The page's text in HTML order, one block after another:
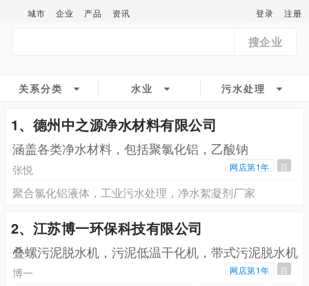
城市 企业 产品 资讯 登录 注册
搜企业
关系分类 水业 污水处理
1、德州中之源净水材料有限公司
涵盖各类净水材料，包括聚氯化铝，乙酸钠
张悦 网店第1年 百
聚合氯化铝液体，工业污水处理，净水絮凝剂厂家
2、江苏博一环保科技有限公司
叠螺污泥脱水机，污泥低温干化机，带式污泥脱水机
博一 网店第1年 百